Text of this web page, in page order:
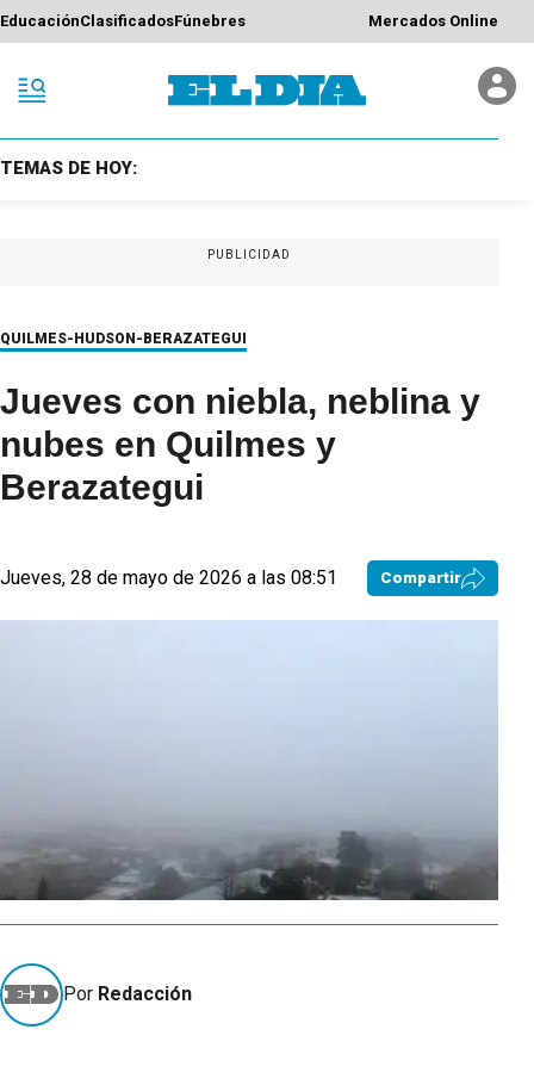
EducaciónClasificadosFúnebres Mercados Online
TEMAS DE HOY:
PUBLICIDAD
QUILMES-HUDSON-BERAZATEGUI
Jueves con niebla, neblina y
nubes en Quilmes y
Berazategui
Jueves, 28 de mayo de 2026 a las 08:51 Compartir
Por Redacción